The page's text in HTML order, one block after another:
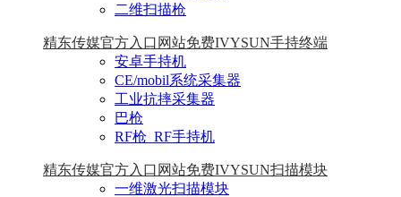
二维扫描枪
精东传媒官方入口网站免费IVYSUN手持终端
安卓手持机
CE/mobil系统采集器
工业抗摔采集器
巴枪
RF枪_RF手持机
精东传媒官方入口网站免费IVYSUN扫描模块
一维激光扫描模块